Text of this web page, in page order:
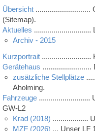
Übersicht............................
(Sitemap).
Aktuelles .............................
Archiv - 2015
Kurzportrait.........................
Gerätehaus .........................
zusätzliche Stellplätze
Aholming.
Fahrzeuge..........................
GW-L2
Krad (2018) ..................
MZF (2026) ... Unser LF